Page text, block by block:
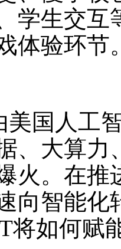
学生交互
体验环节
美国人工
、大算力
火。在推
向智能化
将如何赋